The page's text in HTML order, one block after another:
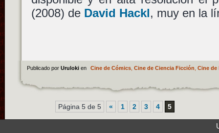
(2008) de David Hackl, muy en la
Publicado por Uruloki en Cine de Cómics, Cine de Ciencia Ficción Cine de
Página 5 de 5 « 1 2 3 4 5